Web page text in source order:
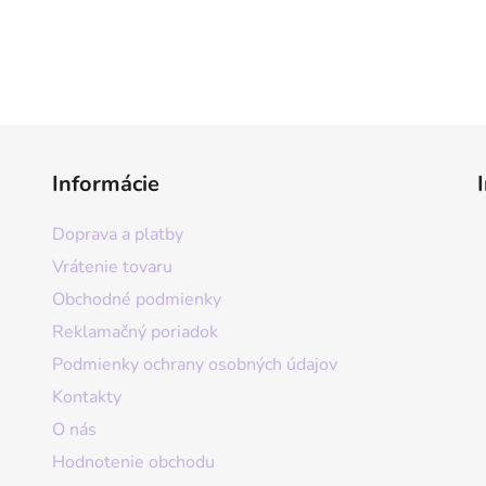
Informácie
Doprava a platby
Vrátenie tovaru
Obchodné podmienky
Reklamačný poriadok
Podmienky ochrany osobných údajov
Kontakty
O nás
Hodnotenie obchodu